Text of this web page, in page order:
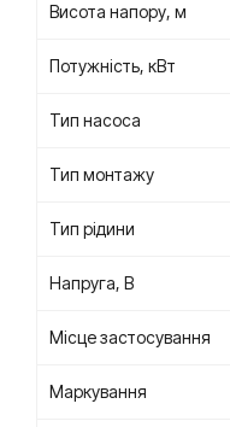
Висота напору, м
Потужність, кВт
Тип насоса
Тип монтажу
Тип рідини
Напруга, В
Місце застосування
Маркування